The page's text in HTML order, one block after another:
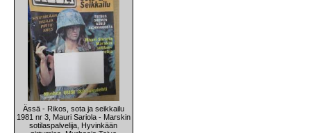
Ässä - Rikos, sota ja seikkailu
1981 nr 3, Mauri Sariola - Marskin
sotilaspalvelija, Hyvinkään